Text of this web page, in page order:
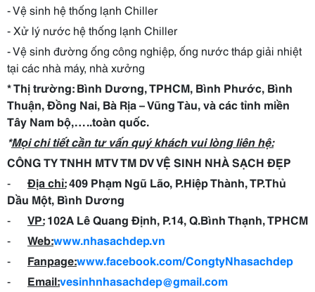
- Vệ sinh hệ thống lạnh Chiller
- Xử lý nước hệ thống lạnh Chiller
- Vệ sinh đường ống công nghiệp, ống nước tháp giải nhiệt
tại các nhà máy, nhà xưởng
* Thị trường: Bình Dương, TPHCM, Bình Phước, Bình
Thuận, Đồng Nai, Bà Rịa – Vũng Tàu, và các tỉnh miền
Tây Nam bộ,…..toàn quốc.
*Mọi chi tiết cần tư vấn quý khách vui lòng liên hệ:
CÔNG TY TNHH MTV TM DV VỆ SINH NHÀ SẠCH ĐẸP
- Địa chỉ:409 Phạm Ngũ Lão, P.Hiệp Thành, TP.Thủ
Dầu Một, Bình Dương
- VP:102A Lê Quang Định, P.14, Q.Bình Thạnh, TPHCM
- Web:www.nhasachdep.vn
- Fanpage:www.facebook.com/CongtyNhasachdep
- Email:vesinhnhasachdep@gmail.com